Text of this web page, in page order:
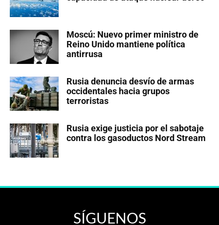
Moscú: Nuevo primer ministro de
Reino Unido mantiene política
antirrusa
Rusia denuncia desvío de armas
occidentales hacia grupos
terroristas
Rusia exige justicia por el sabotaje
contra los gasoductos Nord Stream
SÍGUENOS